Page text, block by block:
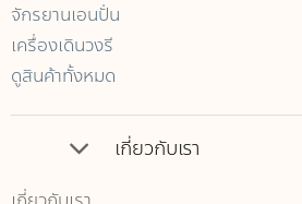
จักรยานเอนปั่น
เครื่องเดินวงรี
ดูสินค้าทั้งหมด
เกี่ยวกับเรา